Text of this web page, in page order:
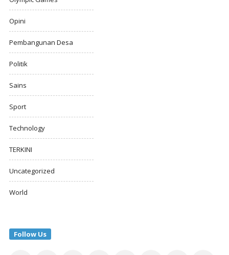
Opini
Pembangunan Desa
Politik
Sains
Sport
Technology
TERKINI
Uncategorized
World
Follow Us